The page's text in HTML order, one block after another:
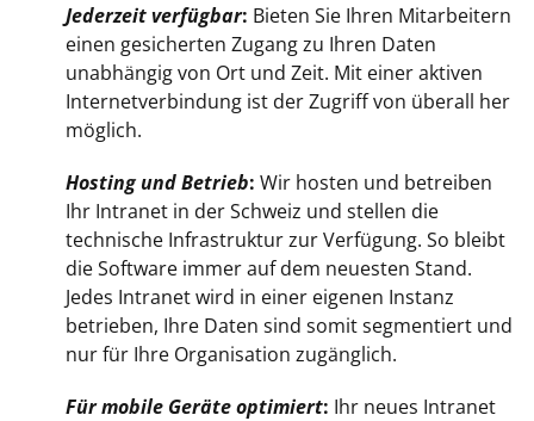
Jederzeit verfügbar: Bieten Sie Ihren Mitarbeitern
einen gesicherten Zugang zu Ihren Daten
unabhängig von Ort und Zeit. Mit einer aktiven
Internetverbindung ist der Zugriff von überall her
möglich.
Hosting und Betrieb: Wir hosten und betreiben
Ihr Intranet in der Schweiz und stellen die
technische Infrastruktur zur Verfügung. So bleibt
die Software immer auf dem neuesten Stand.
Jedes Intranet wird in einer eigenen Instanz
betrieben, Ihre Daten sind somit segmentiert und
nur für Ihre Organisation zugänglich.
Für mobile Geräte optimiert: Ihr neues Intranet